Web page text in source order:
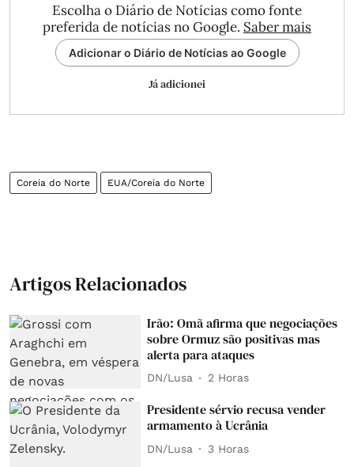
Escolha o Diário de Notícias como fonte
preferida de notícias no Google. Saber mais
Adicionar o Diário de Notícias ao Google
Já adicionei
Coreia do Norte EUA/Coreia do Norte
Artigos Relacionados
Irão: Omã afirma que negociações
sobre Ormuz são positivas mas
alerta para ataques
DN/Lusa 2 Horas
Presidente sérvio recusa vender
armamento à Ucrânia
DN/Lusa 3 Horas